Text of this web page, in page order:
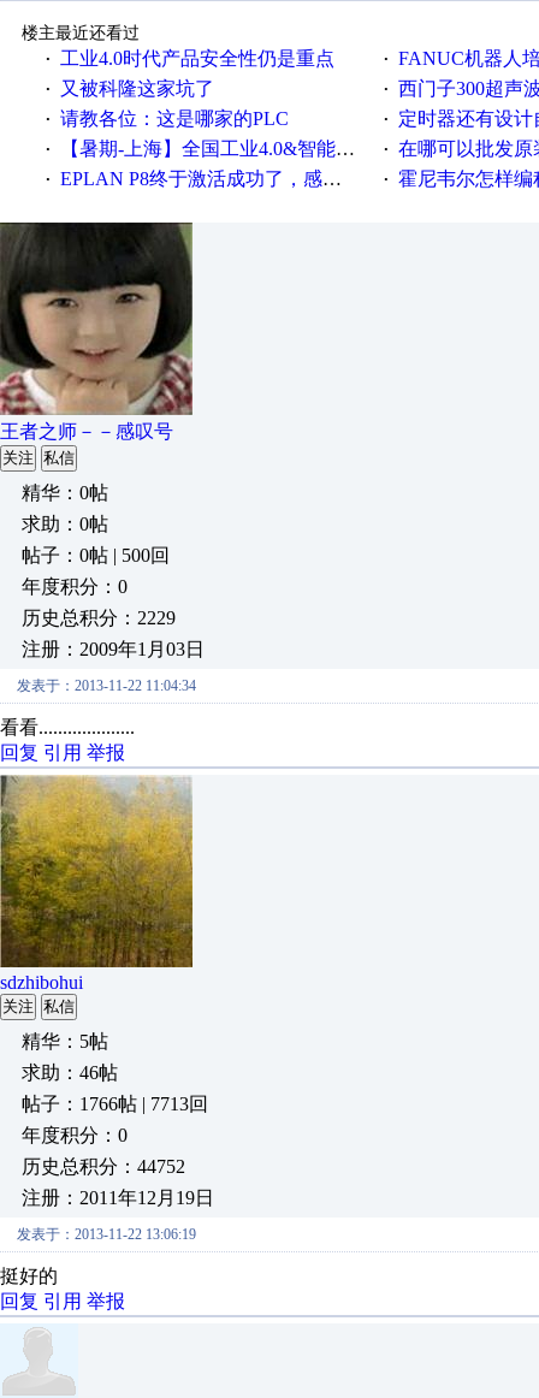
楼主最近还看过
·
工业4.0时代产品安全性仍是重点 · FANUC机器人
· 又被科隆这家坑了 · 西门子300超声波
· 请教各位：这是哪家的PLC · 定时器还有设
· 【暑期-上海】全国工业4.0&智能制造高级培训班通知！ · 在哪可以批发原装正品
· EPLAN P8终于激活成功了，感谢网上无私的高人！ · 霍尼韦尔怎样编
王者之师－－感叹号
关注 私信
精华：0帖
求助：0帖
帖子：0帖 | 500回
年度积分：0
历史总积分：2229
注册：2009年1月03日
发表于：2013-11-22 11:04:34
看看....................
回复 引用 举报
sdzhibohui
关注 私信
精华：5帖
求助：46帖
帖子：1766帖 | 7713回
年度积分：0
历史总积分：44752
注册：2011年12月19日
发表于：2013-11-22 13:06:19
挺好的
回复 引用 举报